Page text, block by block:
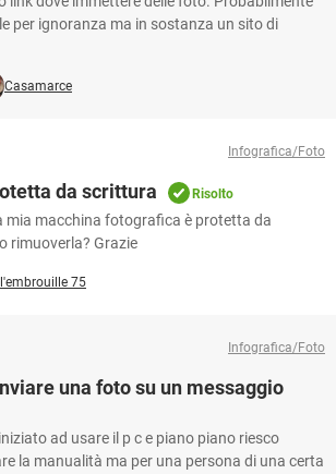
per ignoranza ma in sostanza un sito di
Casamarce
Infografica/Foto
da scrittura Risolto
mia macchina fotografica è protetta da
rimuoverla? Grazie
l'embrouille 75
Infografica/Foto
una foto su un messaggio
ad usare il p c e piano piano riesco
la manualità ma per una persona di una certa